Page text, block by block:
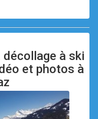
à ski
et photos à